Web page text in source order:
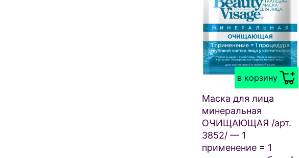
в корзину
Маска для лица
минеральная
ОЧИЩАЮЩАЯ /арт.
3852/ — 1
применение = 1